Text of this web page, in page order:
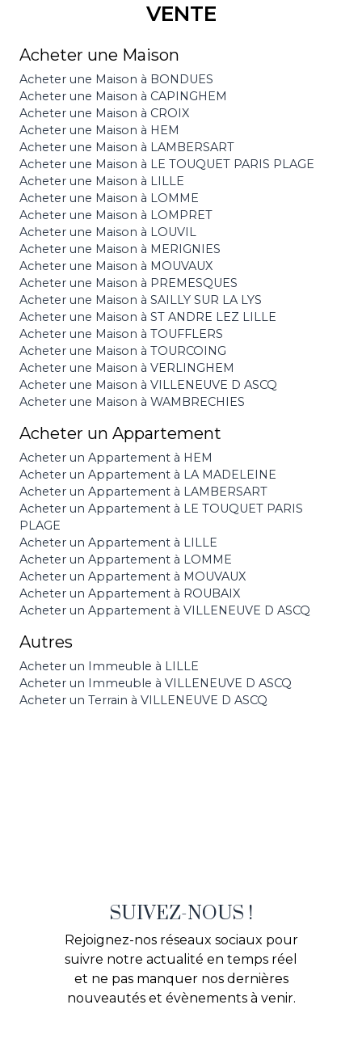
VENTE
Acheter une Maison
Acheter une Maison à BONDUES
Acheter une Maison à CAPINGHEM
Acheter une Maison à CROIX
Acheter une Maison à HEM
Acheter une Maison à LAMBERSART
Acheter une Maison à LE TOUQUET PARIS PLAGE
Acheter une Maison à LILLE
Acheter une Maison à LOMME
Acheter une Maison à LOMPRET
Acheter une Maison à LOUVIL
Acheter une Maison à MERIGNIES
Acheter une Maison à MOUVAUX
Acheter une Maison à PREMESQUES
Acheter une Maison à SAILLY SUR LA LYS
Acheter une Maison à ST ANDRE LEZ LILLE
Acheter une Maison à TOUFFLERS
Acheter une Maison à TOURCOING
Acheter une Maison à VERLINGHEM
Acheter une Maison à VILLENEUVE D ASCQ
Acheter une Maison à WAMBRECHIES
Acheter un Appartement
Acheter un Appartement à HEM
Acheter un Appartement à LA MADELEINE
Acheter un Appartement à LAMBERSART
Acheter un Appartement à LE TOUQUET PARIS
PLAGE
Acheter un Appartement à LILLE
Acheter un Appartement à LOMME
Acheter un Appartement à MOUVAUX
Acheter un Appartement à ROUBAIX
Acheter un Appartement à VILLENEUVE D ASCQ
Autres
Acheter un Immeuble à LILLE
Acheter un Immeuble à VILLENEUVE D ASCQ
Acheter un Terrain à VILLENEUVE D ASCQ
SUIVEZ-NOUS !
Rejoignez-nos réseaux sociaux pour
suivre notre actualité en temps réel
et ne pas manquer nos dernières
nouveautés et évènements à venir.